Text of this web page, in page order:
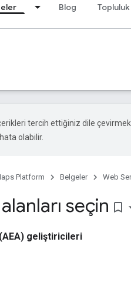
Blog Topluluk
tercih ettiğiniz dile
olabilir.
Platform Belgeler Web
seçin bookmark_border
geliştiricileri